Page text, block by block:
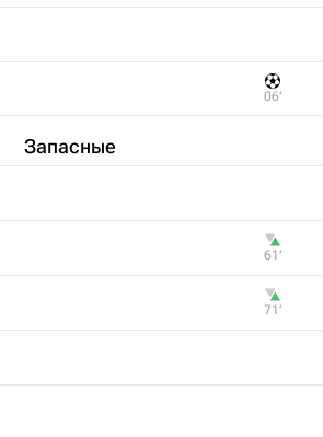
Запасные
06‎’‎
61‎’‎
71‎’‎